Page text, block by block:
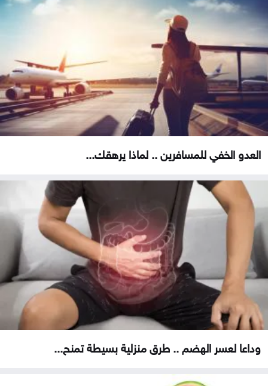
العدو الخفي للمسافرين .. لماذا يرهقك...
وداعا لعسر الهضم .. طرق منزلية بسيطة تمنح...